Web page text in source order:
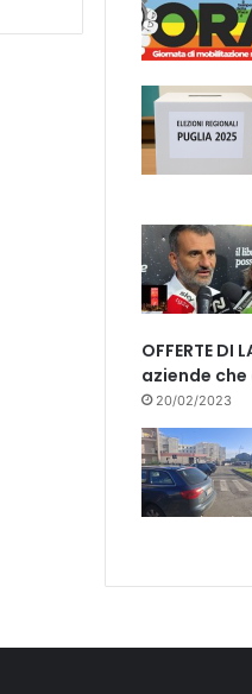
OFFERTE DI
aziende
20/02/2023